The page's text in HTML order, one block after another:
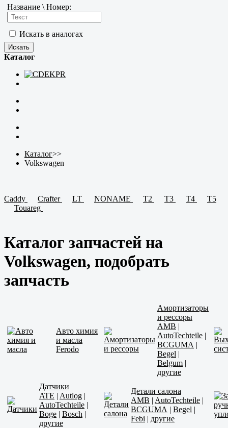
Название \ Номер:
Искать в аналогах
Каталог
Каталог>>
Volkswagen
Caddy Crafter LT NONAME T2 T3 T4
T5
Touareg
Каталог запчастей на
Volkswagen, подобрать
запчасть
Авто химия
и масла
Ferodo
Амортизаторы
и рессоры
AMB |
AutoTechteile |
BCGUMA |
Begel |
Belgum |
другие
Датчики
ATE | Autlog |
AutoTechteile |
Boge | Bosch |
другие
Детали салона
AMB | AutoTechteile |
BCGUMA | Begel |
Febi | другие